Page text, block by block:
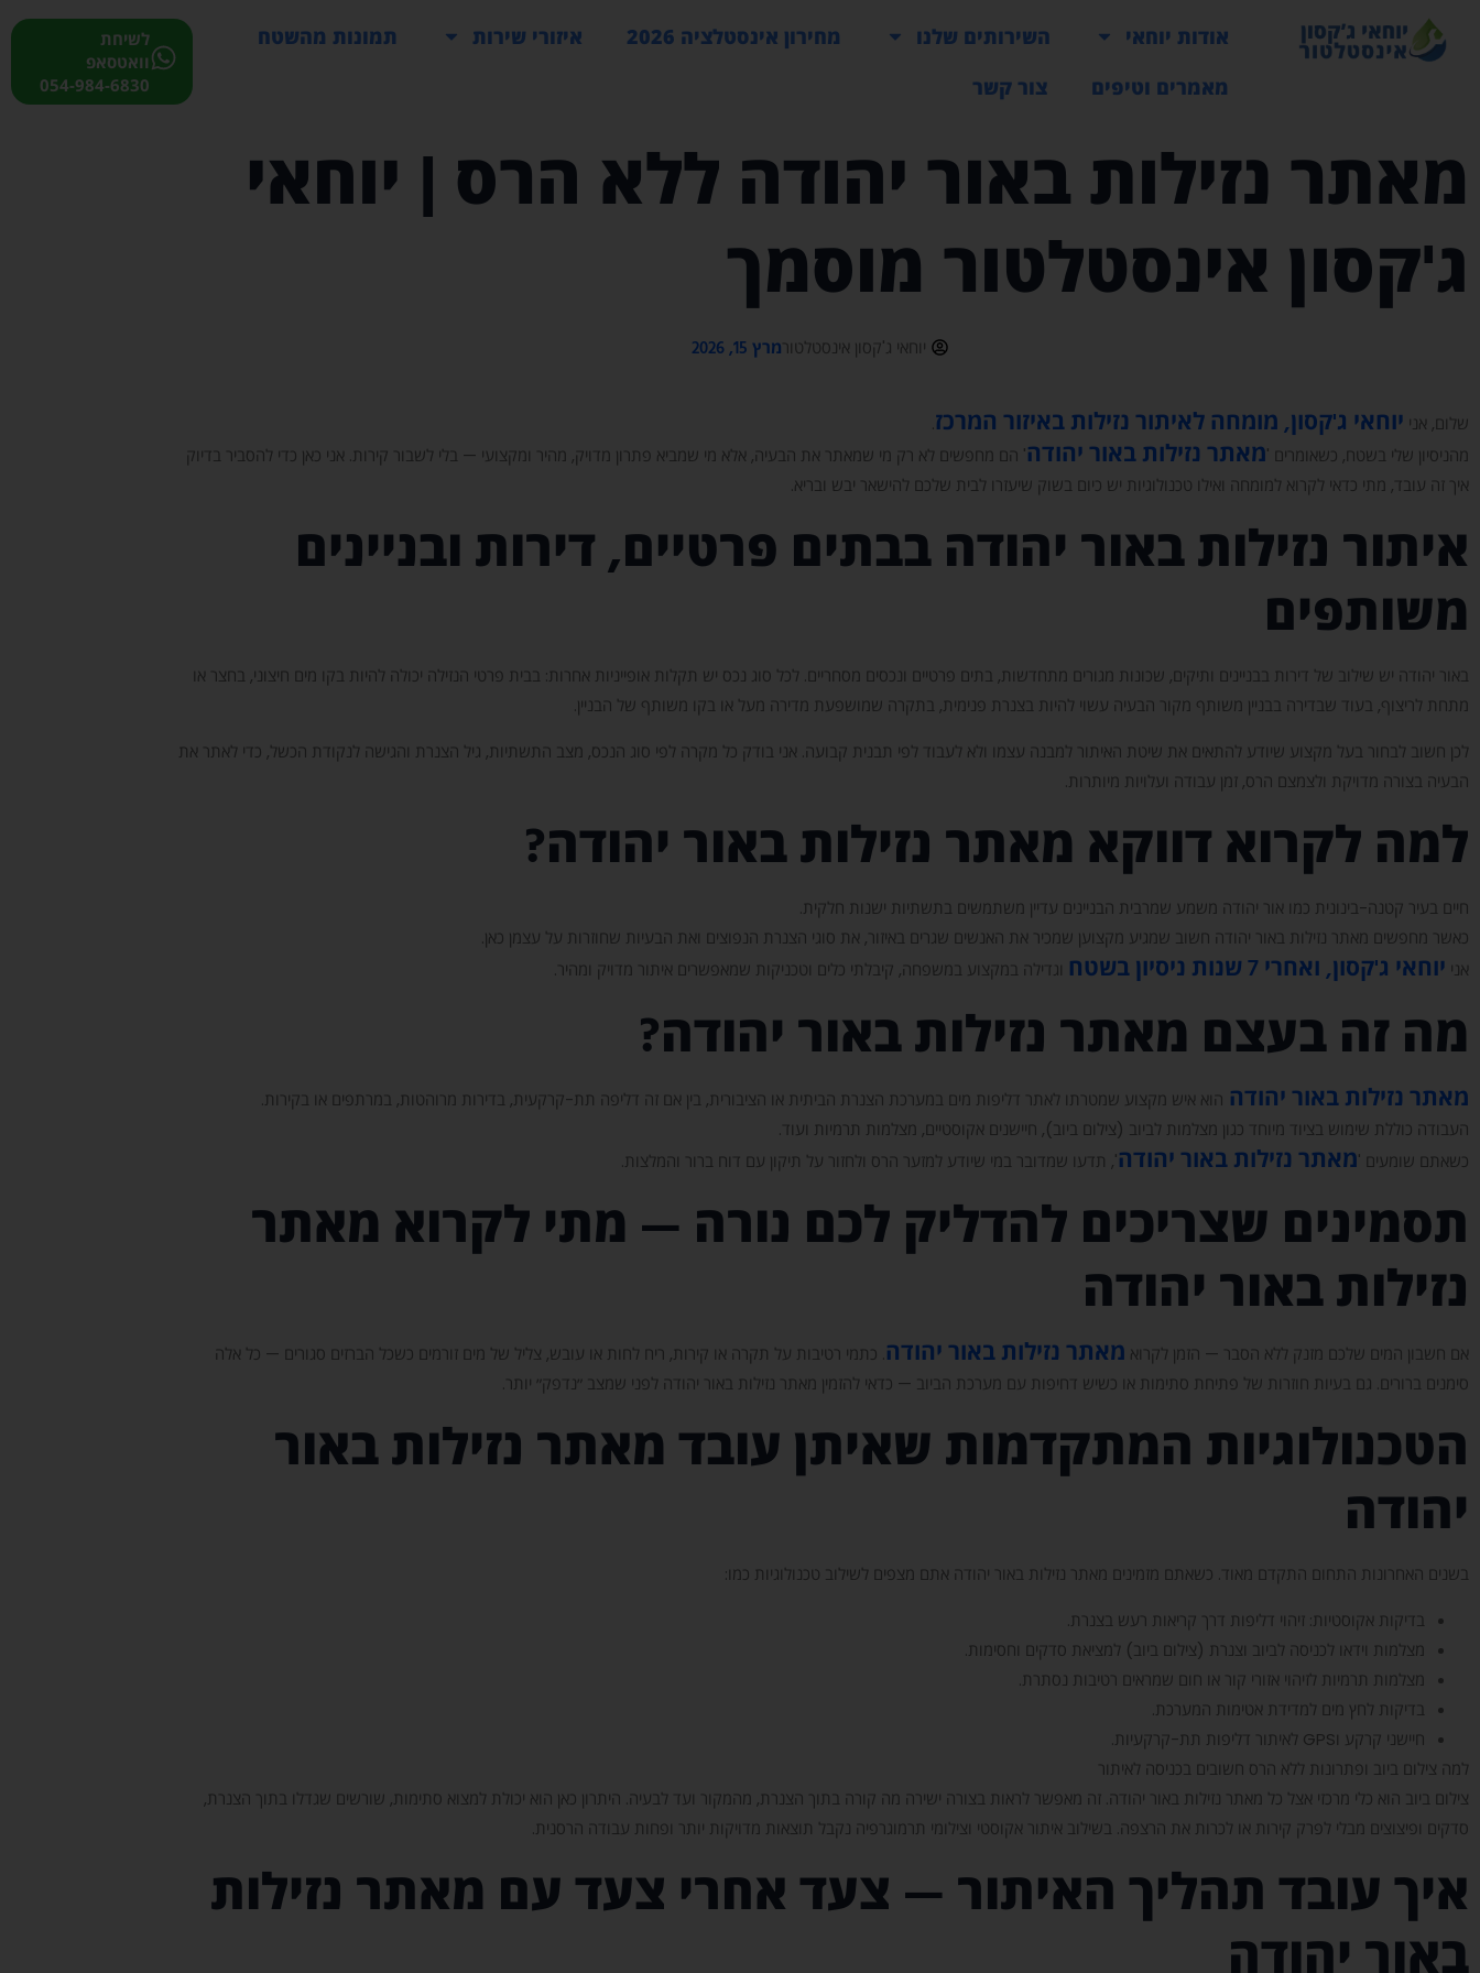
אודות יוחאי השירותים שלנו מחירון אינסטלציה 2026 איזורי שירות
תמונות מהשטח
מאמרים וטיפים
צור קשר
לשיחת
וואטסאפ
054-984-6830
מאתר נזילות באור יהודה ללא הרס | יוחאי
ג'קסון אינסטלטור מוסמך
יוחאי ג'קסון אינסטלטור מרץ 15, 2026
שלום, אני יוחאי ג'קסון, מומחה לאיתור נזילות באיזור המרכז.
מהניסיון שלי בשטח, כשאומרים 'מאתר נזילות באור יהודה' הם מחפשים לא רק מי שמאתר את הבעיה, אלא מי שמביא פתרון מדויק, מהיר ומקצועי — בלי לשבור קירות. אני כאן כדי להסביר בדיוק
איך זה עובד, מתי כדאי לקרוא למומחה ואילו טכנולוגיות יש כיום בשוק שיעזרו לבית שלכם להישאר יבש ובריא.
איתור נזילות באור יהודה בבתים פרטיים, דירות ובניינים
משותפים
באור יהודה יש שילוב של דירות בבניינים ותיקים, שכונות מגורים מתחדשות, בתים פרטיים ונכסים מסחריים. לכל סוג נכס יש תקלות אופייניות אחרות: בבית פרטי הנזילה יכולה להיות בקו מים חיצוני, בחצר או
מתחת לריצוף, בעוד שבדירה בבניין משותף מקור הבעיה עשוי להיות בצנרת פנימית, בתקרה שמושפעת מדירה מעל או בקו משותף של הבניין.
לכן חשוב לבחור בעל מקצוע שיודע להתאים את שיטת האיתור למבנה עצמו ולא לעבוד לפי תבנית קבועה. אני בודק כל מקרה לפי סוג הנכס, מצב התשתיות, גיל הצנרת והגישה לנקודת הכשל, כדי לאתר את
הבעיה בצורה מדויקת ולצמצם הרס, זמן עבודה ועלויות מיותרות.
למה לקרוא דווקא מאתר נזילות באור יהודה?
חיים בעיר קטנה-בינונית כמו אור יהודה משמע שמרבית הבניינים עדיין משתמשים בתשתיות ישנות חלקית.
כאשר מחפשים מאתר נזילות באור יהודה חשוב שמגיע מקצוען שמכיר את האנשים שגרים באיזור, את סוגי הצנרת הנפוצים ואת הבעיות שחוזרות על עצמן כאן.
אני יוחאי ג'קסון, ואחרי 7 שנות ניסיון בשטח וגדילה במקצוע במשפחה, קיבלתי כלים וטכניקות שמאפשרים איתור מדויק ומהיר.
מה זה בעצם מאתר נזילות באור יהודה?
מאתר נזילות באור יהודה הוא איש מקצוע שמטרתו לאתר דליפות מים במערכת הצנרת הביתית או הציבורית, בין אם זה דליפה תת-קרקעית, בדירות מרוהטות, במרתפים או בקירות.
העבודה כוללת שימוש בציוד מיוחד כגון מצלמות לביוב (צילום ביוב), חיישנים אקוסטיים, מצלמות תרמיות ועוד.
כשאתם שומעים 'מאתר נזילות באור יהודה', תדעו שמדובר במי שיודע למזער הרס ולחזור על תיקון עם דוח ברור והמלצות.
תסמינים שצריכים להדליק לכם נורה — מתי לקרוא מאתר
נזילות באור יהודה
אם חשבון המים שלכם מזנק ללא הסבר — הזמן לקרוא מאתר נזילות באור יהודה. כתמי רטיבות על תקרה או קירות, ריח לחות או עובש, צליל של מים זורמים כשכל הברזים סגורים — כל אלה
סימנים ברורים. גם בעיות חוזרות של פתיחת סתימות או כשיש דחיפות עם מערכת הביוב — כדאי להזמין מאתר נזילות באור יהודה לפני שמצב ״נדפק״ יותר.
הטכנולוגיות המתקדמות שאיתן עובד מאתר נזילות באור
יהודה
בשנים האחרונות התחום התקדם מאוד. כשאתם מזמינים מאתר נזילות באור יהודה אתם מצפים לשילוב טכנולוגיות כמו:
בדיקות אקוסטיות: זיהוי דליפות דרך קריאות רעש בצנרת.
מצלמות וידאו לכניסה לביוב וצנרת (צילום ביוב) למציאת סדקים וחסימות.
מצלמות תרמיות לזיהוי אזורי קור או חום שמראים רטיבות נסתרת.
בדיקות לחץ מים למדידת אטימות המערכת.
חיישני קרקע וGPS לאיתור דליפות תת-קרקעיות.
למה צילום ביוב ופתרונות ללא הרס חשובים בכניסה לאיתור
צילום ביוב הוא כלי מרכזי אצל כל מאתר נזילות באור יהודה. זה מאפשר לראות בצורה ישירה מה קורה בתוך הצנרת, מהמקור ועד לבעיה. היתרון כאן הוא יכולת למצוא סתימות, שורשים שגדלו בתוך הצנרת,
סדקים ופיצוצים מבלי לפרק קירות או לכרות את הרצפה. בשילוב איתור אקוסטי וצילומי תרמוגרפיה נקבל תוצאות מדויקות יותר ופחות עבודה הרסנית.
איך עובד תהליך האיתור — צעד אחרי צעד עם מאתר נזילות
באור יהודה